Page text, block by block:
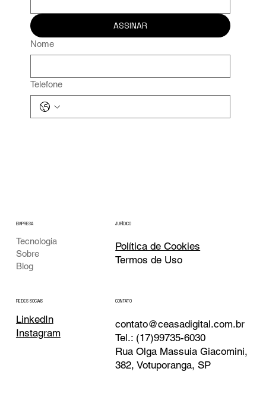
ASSINAR
Nome
Telefone
Tecnologia
Sobre
Blog
EMPRESA JURÍDICO
Termos de Uso
Política de Cookies
REDES SOCIAIS
LinkedIn
Instagram
CONTATO
contato@ceasadigital.com.br
Tel.: (17)99735-6030
Rua Olga Massuia Giacomini,
382, Votuporanga, SP